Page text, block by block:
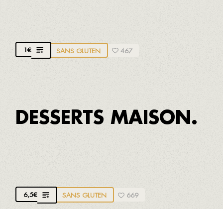
AÏOLI
1 € SANS GLUTEN 467
DESSERTS MAISON.
BEIGNETS DE CAFÉ DE MARÍA
Avec une pointe de cannelle
6,5€ SANS GLUTEN 669